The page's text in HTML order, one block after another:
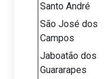
Santo André
São José dos
Campos
Jaboatão dos
Guararapes